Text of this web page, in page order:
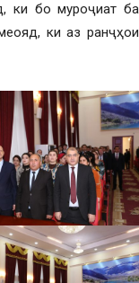
ки бо муроҷиат ба
ки аз ранҷҳои